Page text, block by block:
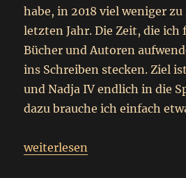
habe, in 2018 viel weniger
letzten Jahr. Die Zeit, die ich
Bücher und Autoren
ins Schreiben stecken. Ziel
und Nadja IV endlich in die
dazu brauche ich einfach
„Mein erster Blogbeitrag für
weiterlesen